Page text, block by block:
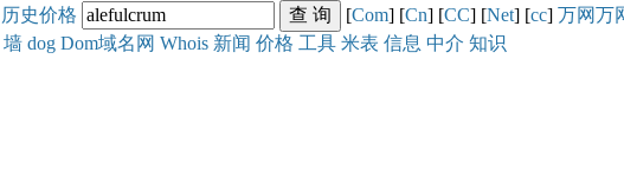
历史价格 [Com] [Cn] [CC] [Net] [cc] 万网万
墙 dog Dom域名网 Whois 新闻 价格 工具 米表 信息 中介 知识